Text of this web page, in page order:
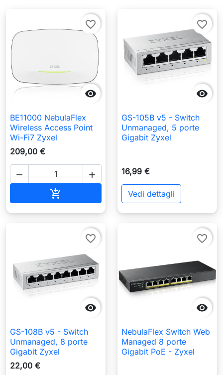

favorite_border
BE11000 NebulaFlex
Wireless Access Point
Wi-Fi7 Zyxel
209,00 €
 
 Aggiungi al carrello

favorite_border
GS-105B v5 - Switch
Unmanaged, 5 porte
Gigabit Zyxel
16,99 €
Vedi dettagli

favorite_border
GS-108B v5 - Switch
Unmanaged, 8 porte
Gigabit Zyxel
22,00 €

favorite_border
NebulaFlex Switch Web
Managed 8 porte
Gigabit PoE - Zyxel